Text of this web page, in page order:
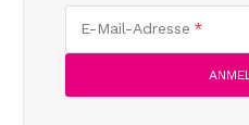
E-Mail-Adresse